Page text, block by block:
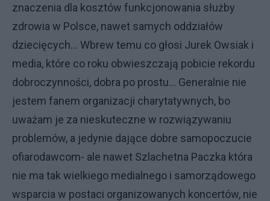
znaczenia dla kosztów funkcjonowania służby
zdrowia w Polsce, nawet samych oddziałów
dziecięcych… Wbrew temu co głosi Jurek Owsiak i
media, które co roku obwieszczają pobicie rekordu
dobroczynności, dobra po prostu… Generalnie nie
jestem fanem organizacji charytatywnych, bo
uważam je za nieskuteczne w rozwiązywaniu
problemów, a jedynie dające dobre samopoczucie
ofiarodawcom- ale nawet Szlachetna Paczka która
nie ma tak wielkiego medialnego i samorządowego
wsparcia w postaci organizowanych koncertów, nie